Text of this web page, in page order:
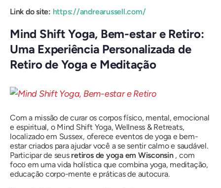
Link do site: https://andrearussell.com/
Mind Shift Yoga, Bem-estar e Retiro:
Uma Experiência Personalizada de
Retiro de Yoga e Meditação
Com a missão de curar os corpos físico, mental, emocional
e espiritual, o Mind Shift Yoga, Wellness & Retreats,
localizado em Sussex, oferece eventos de yoga e bem-
estar criados para ajudar você a se sentir calmo e saudável.
Participar de seus retiros de yoga em Wisconsin, com
foco em uma vida holística que combina yoga, meditação,
educação corpo-mente e práticas de autocura.